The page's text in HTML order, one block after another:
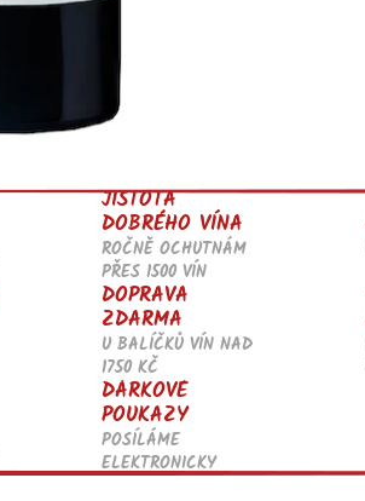
JISTOTA
DOBRÉHO VÍNA
ROČNĚ OCHUTNÁM
PŘES 1500 VÍN
DOPRAVA
ZDARMA
U BALÍČKŮ VÍN NAD
1750 KČ
DÁRKOVÉ
POUKAZY
POSÍLÁME
ELEKTRONICKY